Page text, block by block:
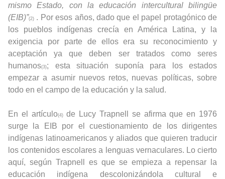
mismo Estado, con la educación intercultural bilingüe
(EIB)”(2) . Por esos años, dado que el papel protagónico de
los pueblos indígenas crecía en América Latina, y la
exigencia por parte de ellos era su reconocimiento y
aceptación ya que deben ser tratados como seres
humanos(3); esta situación suponía para los estados
empezar a asumir nuevos retos, nuevas políticas, sobre
todo en el campo de la educación y la salud.
En el artículo(4)de Lucy Trapnell se afirma que en 1976
surge la EIB por el cuestionamiento de los dirigentes
indígenas latinoamericanos y aliados que quieren traducir
los contenidos escolares a lenguas vernaculares. Lo cierto
aquí, según Trapnell es que se empieza a repensar la
educación indígena descolonizándola cultural e